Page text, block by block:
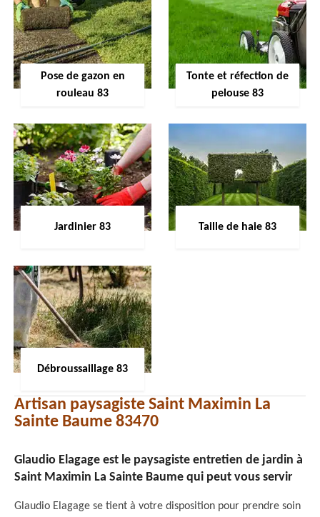
Pose de gazon en
rouleau 83
Tonte et réfection de
pelouse 83
Jardinier 83 Taille de haie 83
Débroussaillage 83
Artisan paysagiste Saint Maximin La
Sainte Baume 83470
Glaudio Elagage est le paysagiste entretien de jardin à
Saint Maximin La Sainte Baume qui peut vous servir
Glaudio Elagage se tient à votre disposition pour prendre soin